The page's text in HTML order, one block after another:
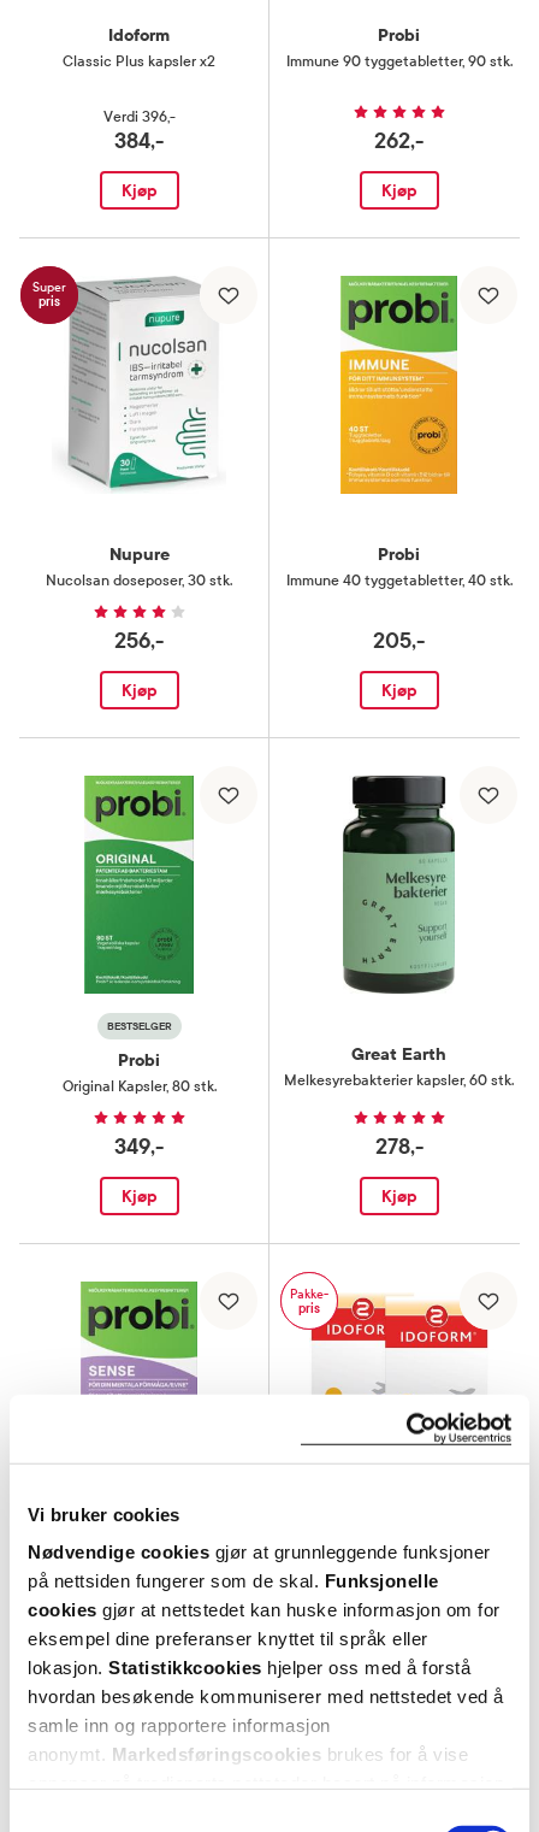
Vi bruker cookies
Nødvendige cookies gjør at grunnleggende funksjoner
på nettsiden fungerer som de skal. Funksjonelle
cookies gjør at nettstedet kan huske informasjon om for
eksempel dine preferanser knyttet til språk eller
lokasjon. Statistikkcookies hjelper oss med å forstå
hvordan besøkende kommuniserer med nettstedet ved å
samle inn og rapportere informasjon
anonymt. Markedsføringscookies brukes for å vise
Idoform
Classic Plus kapsler x2
Verdi 396,-
384,-
Kjøp
Probi
Immune 90 tyggetabletter, 90 stk.
262,-
Kjøp
Super
pris
Nupure
Nucolsan doseposer, 30 stk.
256,-
Kjøp
Probi
Immune 40 tyggetabletter, 40 stk.
205,-
Kjøp
BESTSELGER
Probi
Original Kapsler, 80 stk.
349,-
Kjøp
Great Earth
Melkesyrebakterier kapsler, 60 stk.
278,-
Kjøp
Probi
Sense kapsler,30 stk.
218,-
Pakke-
pris
Idoform
Travel Tyggetabletter x2
Verdi 458,-
391,-